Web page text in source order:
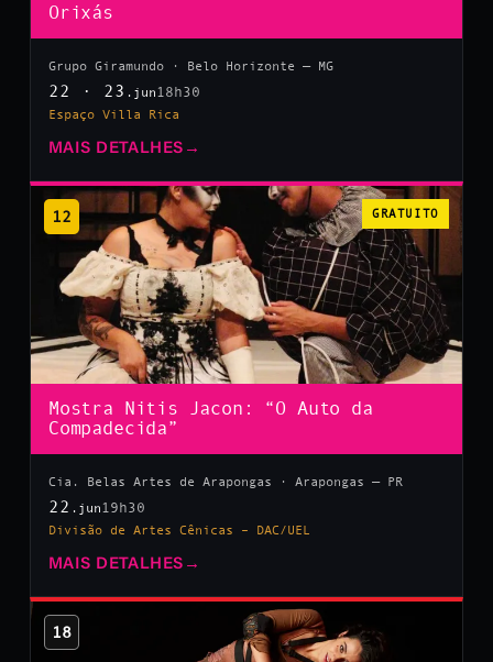
Orixás
Grupo Giramundo · Belo Horizonte — MG
22 · 23 .jun 18h30
Espaço Villa Rica
MAIS DETALHES →
12 GRATUITO
Mostra Nitis Jacon: “O Auto da
Compadecida”
Cia. Belas Artes de Arapongas · Arapongas — PR
22 .jun 19h30
Divisão de Artes Cênicas – DAC/UEL
MAIS DETALHES →
18